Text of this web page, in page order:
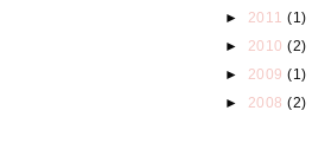
► 2011(1)
► 2010(2)
► 2009(1)
► 2008(2)